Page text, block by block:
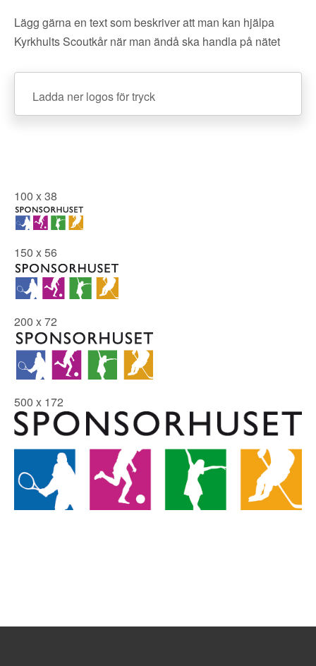
Lägg gärna en text som beskriver att man kan hjälpa
Kyrkhults Scoutkår när man ändå ska handla på nätet
Ladda ner logos för tryck
100 x 38
150 x 56
200 x 72
500 x 172